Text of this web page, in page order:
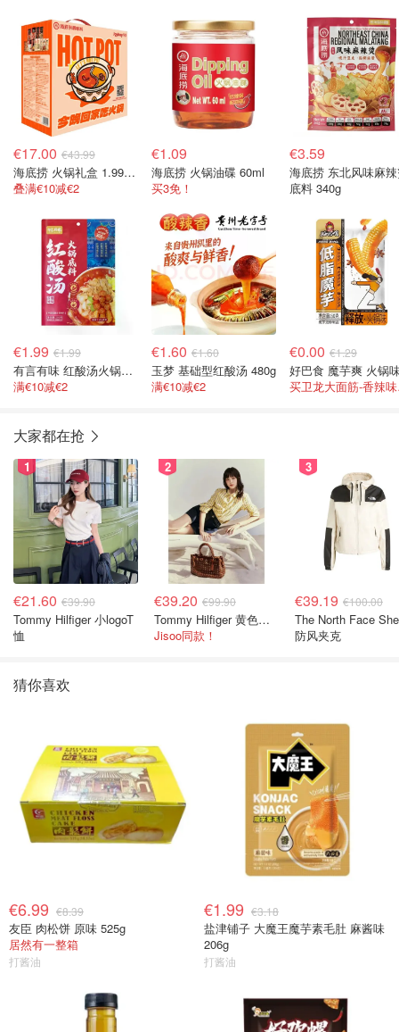
€17.00 €43.99
海底捞 火锅礼盒 1.99千克
叠满€10减€2
€1.09
海底捞 火锅油碟 60ml
买3免！
€3.59
海底捞 东北风味麻
底料 340g
€1.99 €1.99
有言有味 红酸汤火锅底料
满€10减€2
€1.60 €1.60
玉梦 基础型红酸汤 480g
满€10减€2
€0.00 €1.29
买
大家都在抢
1
€21.60 €39.90
Tommy Hilfiger 小logoT
恤
2
€39.20 €99.90
Tommy Hilfiger 黄色条纹衬衫
Jisoo同款！
3
€39.19 €100.00
The North Face
防风夹克
猜你喜欢
€6.99 €8.39
友臣 肉松饼 原味 525g
居然有一整箱
打酱油
€1.99 €3.18
盐津铺子 大魔王魔芋素毛肚 麻酱味
206g
打酱油